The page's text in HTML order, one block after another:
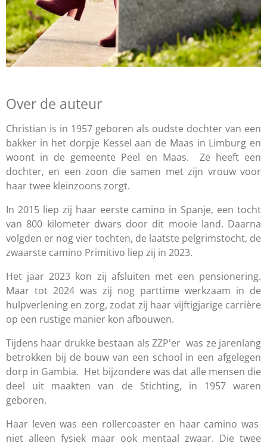
Over de auteur
Christian is in 1957 geboren als oudste dochter van een
bakker in het dorpje Kessel aan de Maas in Limburg en
woont in de gemeente Peel en Maas. Ze heeft een
dochter, en een zoon die samen met zijn vrouw voor
haar twee kleinzoons zorgt.
In 2015 liep zij haar eerste camino in Spanje, een tocht
van 800 kilometer dwars door dit mooie land. Daarna
volgden er nog vier tochten, de laatste pelgrimstocht, de
zwaarste camino Primitivo liep zij in 2023.
Het jaar 2023 kon zij afsluiten met een pensionering.
Maar tot 2024 was zij nog parttime werkzaam in de
hulpverlening en zorg, zodat zij haar vijftigjarige carrière
op een rustige manier kon afbouwen.
Tijdens haar drukke bestaan als ZZP'er was ze jarenlang
betrokken bij de bouw van een school in een afgelegen
dorp in Gambia. Het bijzondere was dat alle mensen die
deel uit maakten van de Stichting, in 1957 waren
geboren.
Haar leven was een rollercoaster en haar camino was
niet alleen fysiek maar ook mentaal zwaar. Die twee